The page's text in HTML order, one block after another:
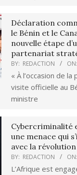
Déclaration
le Bénin et le
nouvelle étape
partenariat
BY: REDACTION ON:
« À l’occasion de la
visite officielle au
ministre
Cybercriminalité
une menace qui
avec la
BY: REDACTION ON:
L’Afrique est